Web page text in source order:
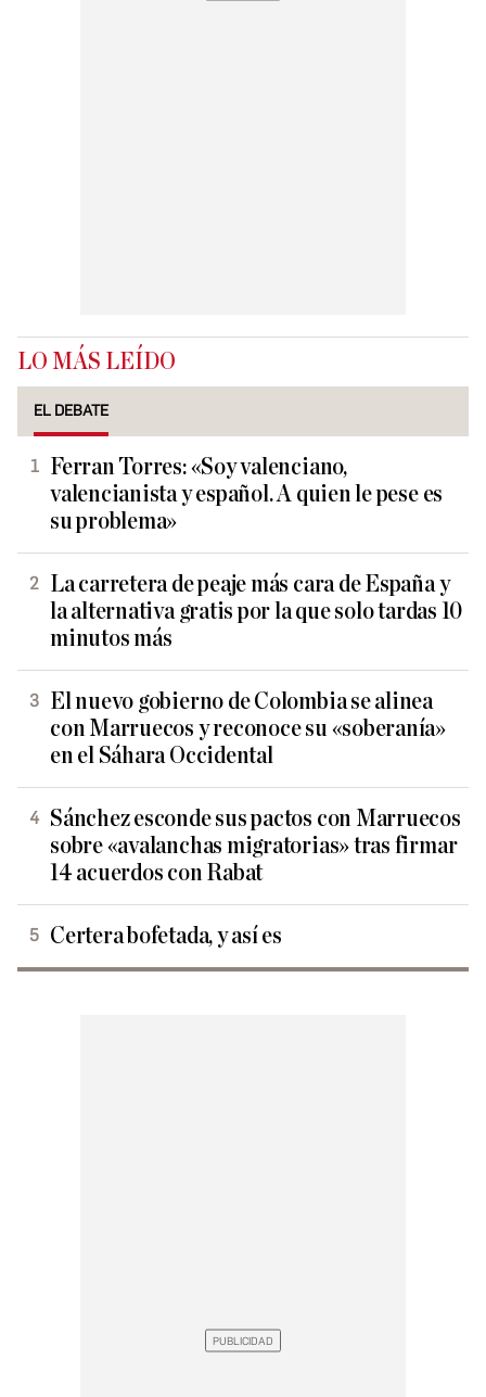
LO MÁS LEÍDO
EL DEBATE
Ferran Torres: «Soy valenciano,
valencianista y español. A quien le pese es
su problema»
La carretera de peaje más cara de España y
la alternativa gratis por la que solo tardas 10
minutos más
El nuevo gobierno de Colombia se alinea
con Marruecos y reconoce su «soberanía»
en el Sáhara Occidental
Sánchez esconde sus pactos con Marruecos
sobre «avalanchas migratorias» tras firmar
14 acuerdos con Rabat
Certera bofetada, y así es